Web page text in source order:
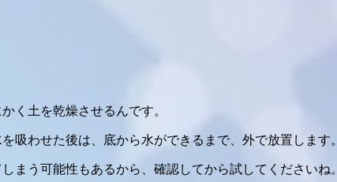
く土を乾燥させるんです。
吸わせた後は、底から水ができるまで、外で放置します
まう可能性もあるから、確認してから試してくださいね